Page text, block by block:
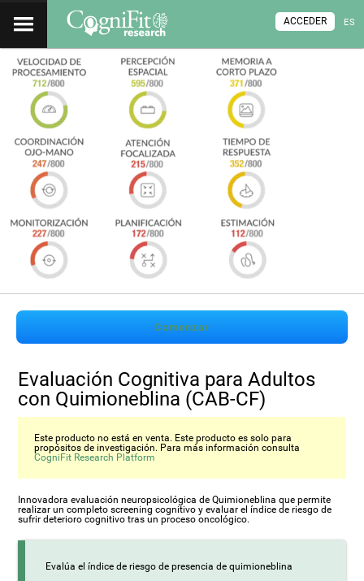
ES
ACCEDER
Comenzar
Evaluación Cognitiva para Adultos
con Quimioneblina (CAB-CF)
Este producto no está en venta. Este producto es solo para
propósitos de investigación. Para más información consulta
CogniFit Research Platform
Innovadora evaluación neuropsicológica de Quimioneblina que permite
realizar un completo screening cognitivo y evaluar el índice de riesgo de
sufrir deterioro cognitivo tras un proceso oncológico.
Evalúa el índice de riesgo de presencia de quimioneblina